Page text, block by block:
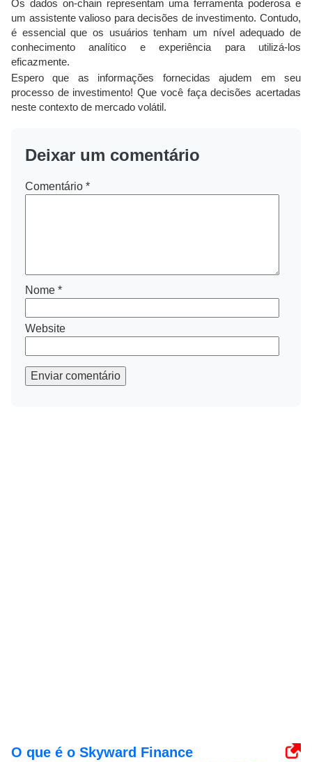
Os dados on-chain representam uma ferramenta poderosa e
um assistente valioso para decisões de investimento. Contudo,
é essencial que os usuários tenham um nível adequado de
conhecimento analítico e experiência para utilizá-los
eficazmente.
Espero que as informações fornecidas ajudem em seu
processo de investimento! Que você faça decisões acertadas
neste contexto de mercado volátil.
Deixar um comentário
Comentário *
Nome *
Website
Enviar comentário
O que é o Skyward Finance